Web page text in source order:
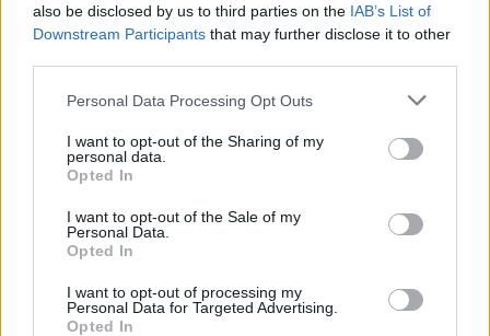
also be disclosed by us to third parties on the IAB’s List of
Downstream Participants that may further disclose it to other
Personal Data Processing Opt Outs
I want to opt-out of the Sharing of my
personal data.
Opted In
I want to opt-out of the Sale of my
Personal Data.
Opted In
I want to opt-out of processing my
Personal Data for Targeted Advertising.
Opted In